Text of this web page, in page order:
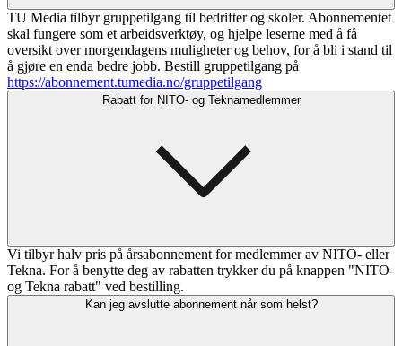
TU Media tilbyr gruppetilgang til bedrifter og skoler. Abonnementet
skal fungere som et arbeidsverktøy, og hjelpe leserne med å få
oversikt over morgendagens muligheter og behov, for å bli i stand til
å gjøre en enda bedre jobb. Bestill gruppetilgang på
https://abonnement.tumedia.no/gruppetilgang
Rabatt for NITO- og Teknamedlemmer
Vi tilbyr halv pris på årsabonnement for medlemmer av NITO- eller
Tekna. For å benytte deg av rabatten trykker du på knappen "NITO-
og Tekna rabatt" ved bestilling.
Kan jeg avslutte abonnement når som helst?